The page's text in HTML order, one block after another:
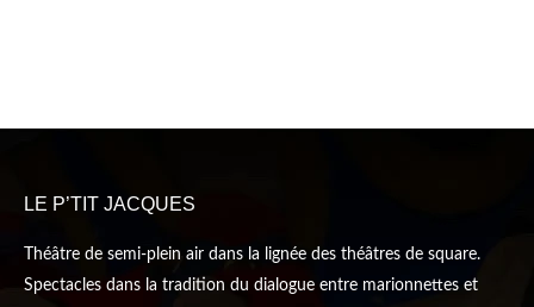
LE P’TIT JACQUES
Théâtre de semi-plein air dans la lignée des théâtres de square.
Spectacles dans la tradition du dialogue entre marionnettes et